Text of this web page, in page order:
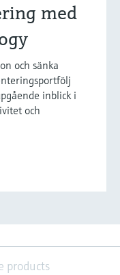
med
och sänka
inblick i
och
products